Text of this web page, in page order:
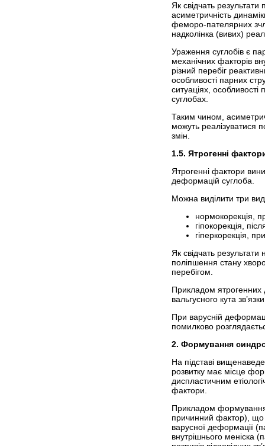
Як свідчать
асиметричність
феморо-пателярних
надколінка (вивих)
Ураження суглобів є
механічних факторів
різний перебіг
особливості парних
ситуаціях, особливості
суглобах.
Таким чином,
можуть реалізуватися
змін.
1.5. Ятрогенні
Ятрогенні фактори
деформацій суглоба.
Можна виділити три
нормокорекція,
гіпокорекція,
гіперкорекція,
Як свідчать
поліпшення стану
перебігом.
Прикладом ятрогенних
вальгусного кута
При варусній
помилково
2. Формування
На підставі
розвит­ку має місце
диспластичним
фактори.
Прикладом формування
причинний фактор), що
варусної деформації
внутрішнього меніска